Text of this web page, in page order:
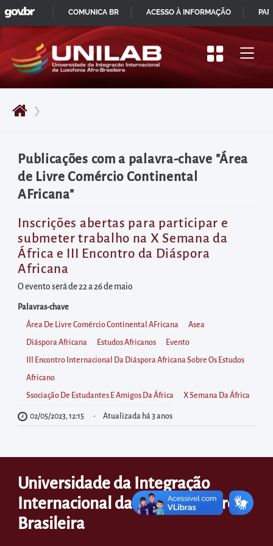
Pular
para
início
do
principal
Acessar
diretamente
o
menu
principal
Acessar
diretamente
à
área
para
realizar
buscas
internas
Acessar
diretamente
no
rodapé
❯
Publicações com a palavra-chave "Área
de Livre Comércio Continental
AFricana"
Inscrições abertas para participar e
submeter trabalho na X Semana da
África e III Encontro da Diáspora
Africana
O evento será de 22 a 26 de maio
Palavras-chave
Área De Livre Comércio Continental AFricana Asea
Diáspora Africana Estudos Africanos Evento
III Encontro Internacional Da Diáspora Africana Sobre Os Estudos
Africano
Ssociação De Estudantes E Amigos Da África X Semana Da África
02/05/2023, 12:15 Atualizada há 3 anos
Universidade da Integração
Internacional da Lusofonia Afro-
Brasileira
IR
PARA
CONTEÚDO
GOVBR
COMUNICA BR ACESSO À INFORMAÇÃO